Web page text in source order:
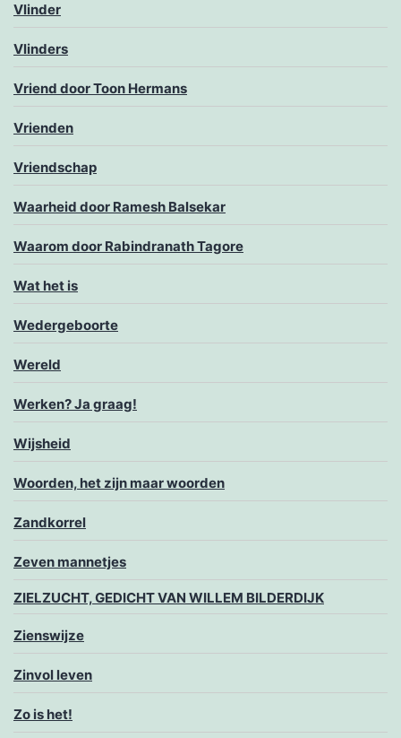
Vlinder
Vlinders
Vriend door Toon Hermans
Vrienden
Vriendschap
Waarheid door Ramesh Balsekar
Waarom door Rabindranath Tagore
Wat het is
Wedergeboorte
Wereld
Werken? Ja graag!
Wijsheid
Woorden, het zijn maar woorden
Zandkorrel
Zeven mannetjes
ZIELZUCHT, GEDICHT VAN WILLEM BILDERDIJK
Zienswijze
Zinvol leven
Zo is het!